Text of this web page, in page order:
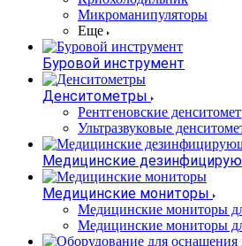
Микроманипуляторы
Еще
Буровой инструмент
Денситометры
Рентгеновские
Ультразвуковые
Медицинские
Медицинские мониторы
Медицинские мониторы
Медицинские мониторы